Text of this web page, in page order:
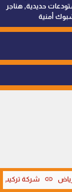
link شركة تركيب
حديدية, هناجر
أمنية